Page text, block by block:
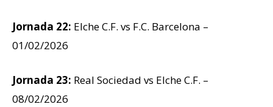
Jornada 22: Elche C.F. vs F.C. Barcelona –
01/02/2026
Jornada 23: Real Sociedad vs Elche C.F. –
08/02/2026